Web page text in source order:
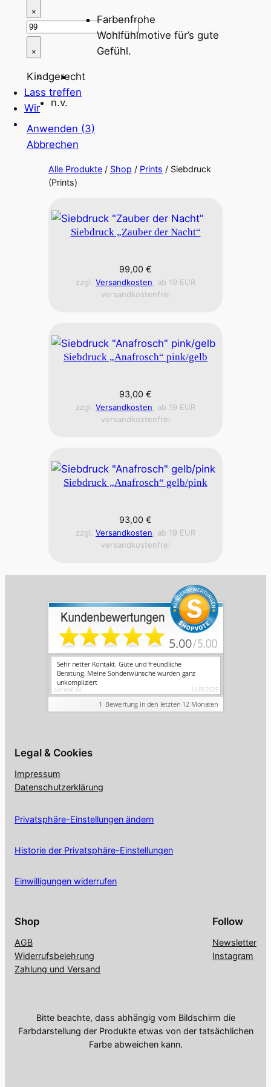
Farbenfrohe
Wohlfühlmotive für’s gute
Gefühl.
Lass treffen
Wir
×
×
Kindgerecht
n.v.
Anwenden (3)
Abbrechen
Alle Produkte/ Shop / Prints / Siebdruck
(Prints)
Siebdruck „Zauber der Nacht“
99,00 €
zzgl. Versandkosten , ab 19 EUR
versandkostenfrei
Siebdruck „Anafrosch“ pink/gelb
93,00 €
zzgl. Versandkosten, ab 19 EUR
versandkostenfrei
Siebdruck „Anafrosch“ gelb/pink
93,00 €
zzgl. Versandkosten , ab 19 EUR
versandkostenfrei
Legal & Cookies
Impressum
Datenschutzerklärung
Privatsphäre-Einstellungen ändern
Historie der Privatsphäre-Einstellungen
Einwilligungen widerrufen
Shop
AGB
Widerrufsbelehrung
Zahlung und Versand
Follow
Newsletter
Instagram
Bitte beachte, dass abhängig vom Bildschirm die
Farbdarstellung der Produkte etwas von der tatsächlichen
Farbe abweichen kann.